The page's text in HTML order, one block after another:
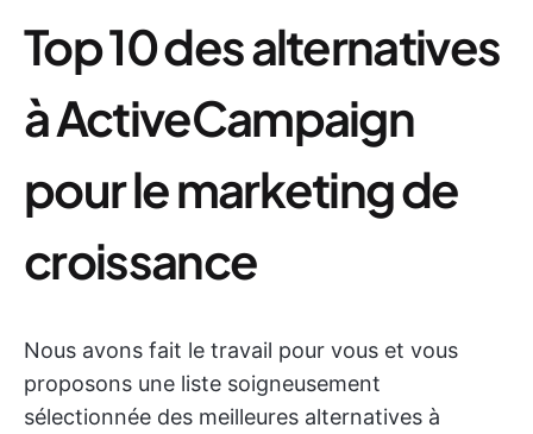
Top 10 des alternatives
à ActiveCampaign
pour le marketing de
croissance
Nous avons fait le travail pour vous et vous
proposons une liste soigneusement
sélectionnée des meilleures alternatives à